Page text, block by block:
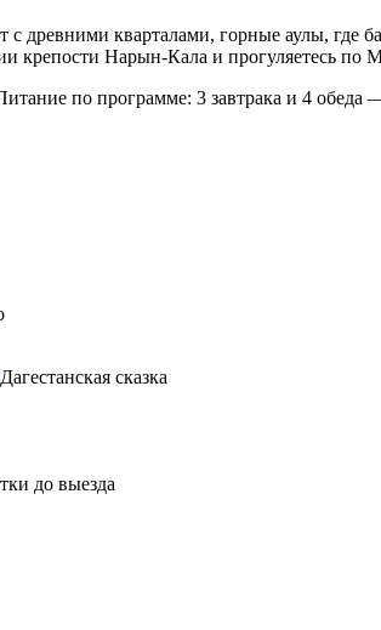
с древними кварталами, горные аулы,
крепости Нарын-Кала и прогуляетесь
по программе: 3 завтрака и 4 обеда
до выезда